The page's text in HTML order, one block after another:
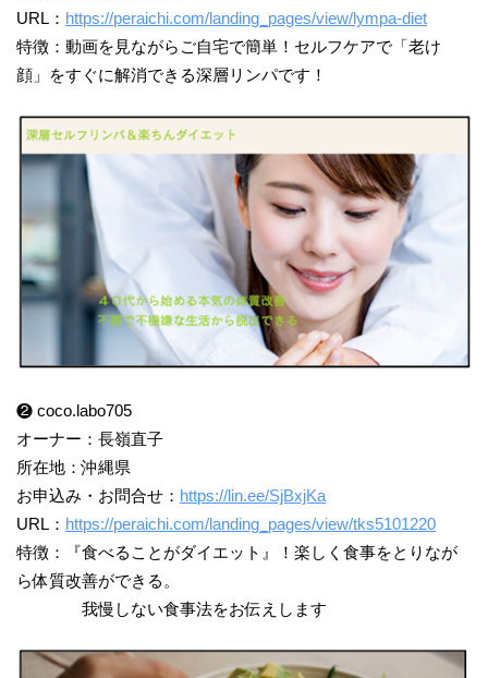
URL： https://peraichi.com/landing_pages/view/lympa-diet
特徴：動画を見ながらご自宅で簡単！セルフケアで「老け
顔」をすぐに解消できる深層リンパです！
❷ coco.labo705
オーナー：長嶺直子
所在地：沖縄県
お申込み・お問合せ： https://lin.ee/SjBxjKa
URL： https://peraichi.com/landing_pages/view/tks5101220
特徴：『食べることがダイエット』！楽しく食事をとりなが
ら体質改善ができる。
我慢しない食事法をお伝えします